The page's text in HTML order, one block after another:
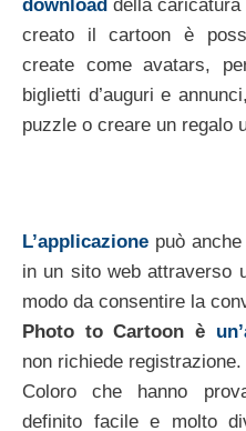
download della
creato il cartoon è
create come avatars,
biglietti d’auguri e
puzzle o creare un regalo
L’applicazione può
in un sito web attraverso
modo da consentire la
Photo to Cartoon è
non richiede registrazione.
Coloro che hanno
definito facile e molto